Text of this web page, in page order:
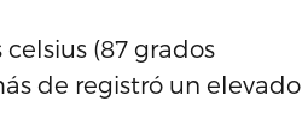
(87 grados
de registró un elevado